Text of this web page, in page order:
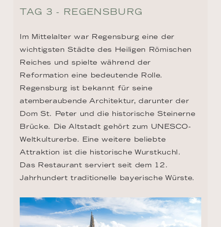
TAG 3 - REGENSBURG
Im Mittelalter war Regensburg eine der
wichtigsten Städte des Heiligen Römischen
Reiches und spielte während der
Reformation eine bedeutende Rolle.
Regensburg ist bekannt für seine
atemberaubende Architektur, darunter der
Dom St. Peter und die historische Steinerne
Brücke. Die Altstadt gehört zum UNESCO-
Weltkulturerbe. Eine weitere beliebte
Attraktion ist die historische Wurstkuchl.
Das Restaurant serviert seit dem 12.
Jahrhundert traditionelle bayerische Würste.